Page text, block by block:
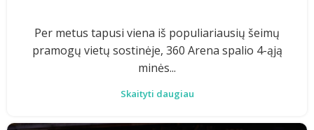
Per metus tapusi viena iš populiariausių šeimų
pramogų vietų sostinėje, 360 Arena spalio 4-ąją
minės...
Skaityti daugiau